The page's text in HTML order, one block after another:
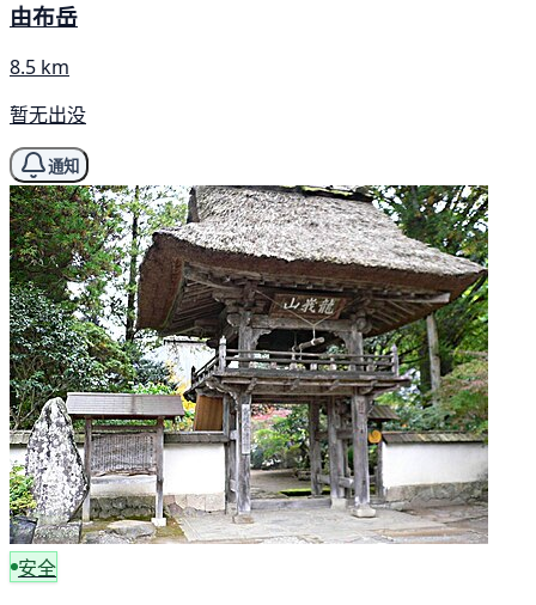
由布岳
8.5 km
暂无出没
通知
安全